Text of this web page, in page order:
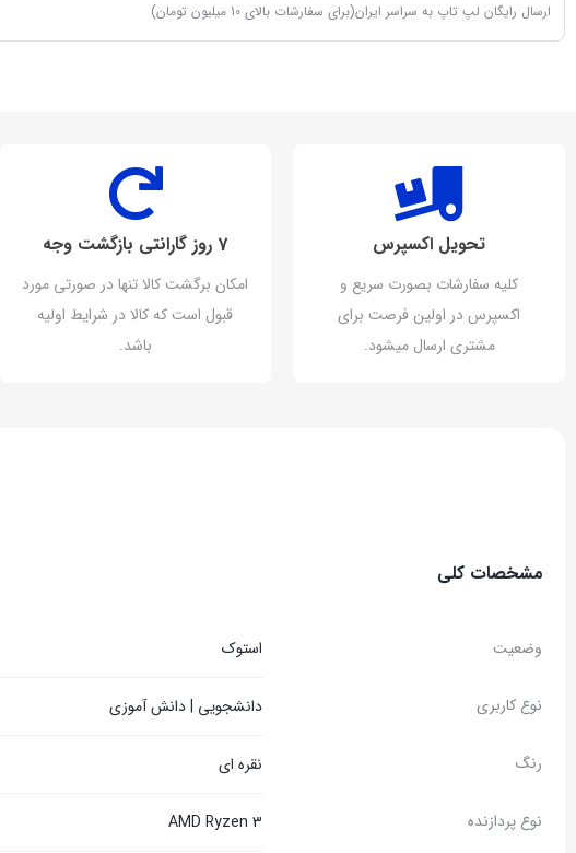
ارسال رایگان لپ تاپ به سراسر ایران(برای سفارشات بالای 10 میلیون تومان)
تحویل اکسپرس
کلیه سفارشات بصورت سریع و
اکسپرس در اولین فرصت برای
مشتری ارسال میشود.
7 روز گارانتی بازگشت وجه
امکان برگشت کالا تنها در صورتی مورد
قبول است که کالا در شرایط اولیه
باشد.
مشخصات کلی
وضعیت استوک
نوع کاربری دانشجویی | دانش آموزی
رنگ نقره ای
نوع پردازنده AMD Ryzen 3